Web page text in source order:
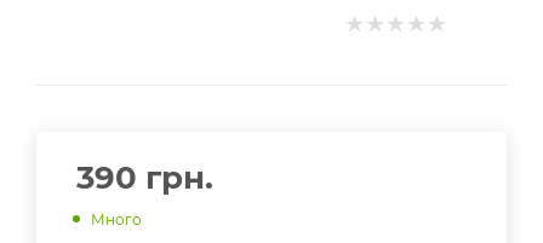
390 грн.
Много